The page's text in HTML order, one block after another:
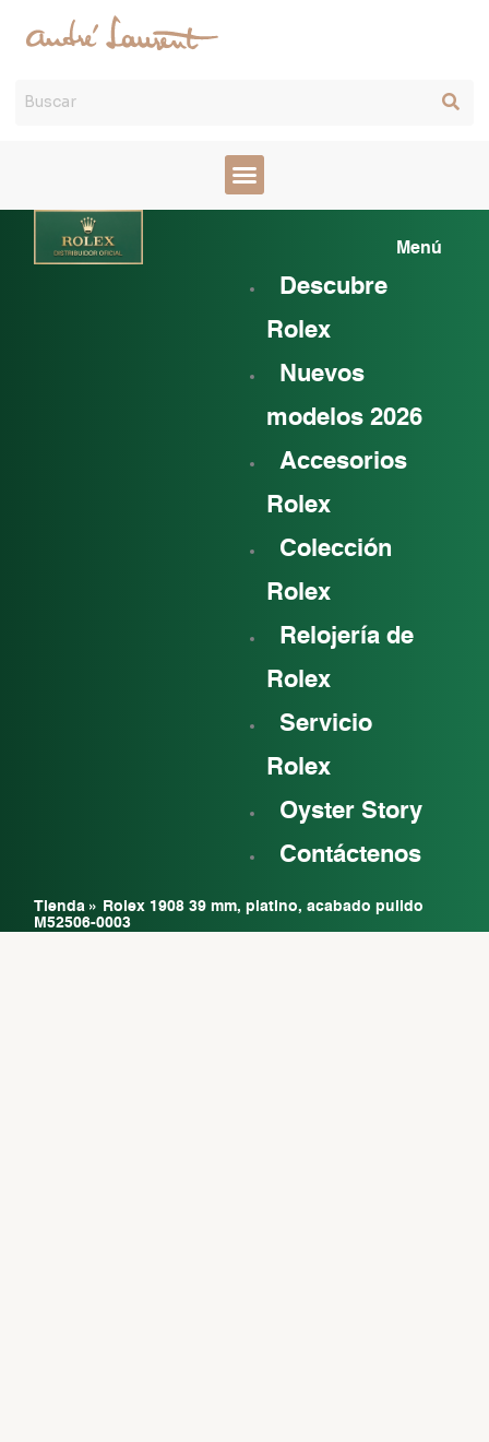
Menú
Descubre
Rolex
Nuevos
modelos 2026
Accesorios
Rolex
Colección
Rolex
Relojería de
Rolex
Servicio
Rolex
Oyster Story
Contáctenos
Tienda »
Rolex 1908 39 mm, platino, acabado pulido
M52506-0003